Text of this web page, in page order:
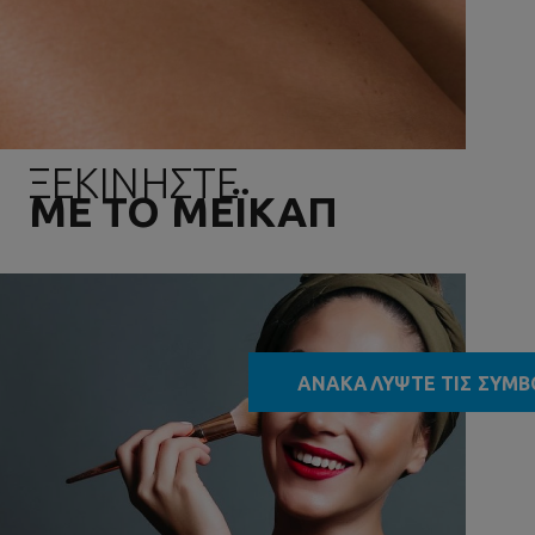
ΞΕΚΙΝΗΣΤΕ
ΜΕ ΤΟ ΜΕΪΚΑΠ
ΑΝΑΚΑΛΥΨΤΕ ΤΙΣ